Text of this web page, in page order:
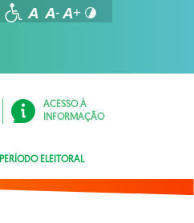
ACESSO À
INFORMAÇÃO
PERÍODO ELEITORAL